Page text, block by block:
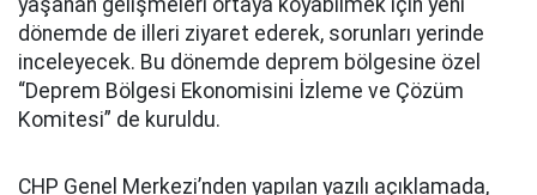
yaşanan gelişmeleri ortaya koyabilmek için yeni
dönemde de illeri ziyaret ederek, sorunları yerinde
inceleyecek. Bu dönemde deprem bölgesine özel
“Deprem Bölgesi Ekonomisini İzleme ve Çözüm
Komitesi” de kuruldu.
CHP Genel Merkezi’nden yapılan yazılı açıklamada,